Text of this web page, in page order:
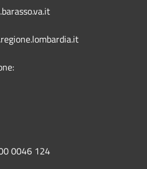
0046 124